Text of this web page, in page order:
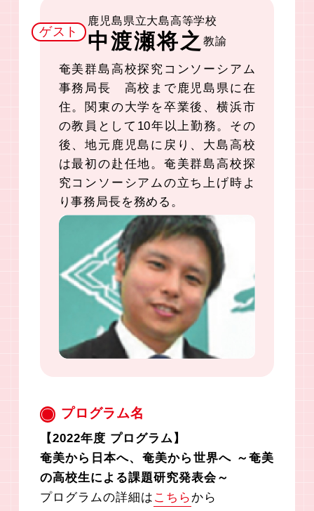
ゲスト
鹿児島県立大島高等学校
中渡瀬将之教諭
奄美群島高校探究コンソーシアム
事務局長 高校まで鹿児島県に在
住。関東の大学を卒業後、横浜市
の教員として10年以上勤務。その
後、地元鹿児島に戻り、大島高校
は最初の赴任地。奄美群島高校探
究コンソーシアムの立ち上げ時よ
り事務局長を務める。
プログラム名
【2022年度 プログラム】
奄美から日本へ、奄美から世界へ ～奄美
の高校生による課題研究発表会～
プログラムの詳細は こちら から